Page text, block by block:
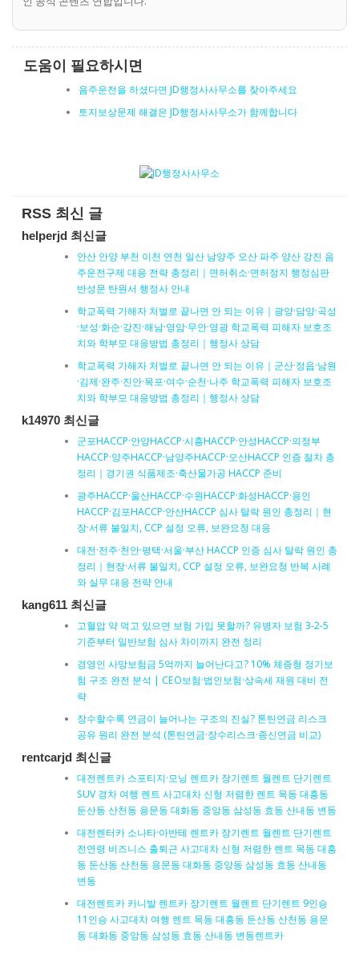
도움이 필요하시면
음주운전을 하셨다면 JD행정사사무소를 찾아주세요
토지보상문제 해결은 JD행정사사무소가 함께합니다
RSS 최신 글
helperjd 최신글
안산 안양 부천 이천 연천 일산 남양주 오산 파주 양산 강진 음
주운전구제 대응 전략 총정리｜면허취소·면허정지 행정심판
반성문 탄원서 행정사 안내
학교폭력 가해자 처벌로 끝나면 안 되는 이유｜광양·담양·곡성
·보성·화순·강진·해남·영암·무안·영광 학교폭력 피해자 보호조
치와 학부모 대응방법 총정리｜행정사 상담
학교폭력 가해자 처벌로 끝나면 안 되는 이유｜군산·정읍·남원
·김제·완주·진안·목포·여수·순천·나주 학교폭력 피해자 보호조
치와 학부모 대응방법 총정리｜행정사 상담
k14970 최신글
군포HACCP·안양HACCP·시흥HACCP·안성HACCP·의정부
HACCP·양주HACCP·남양주HACCP·오산HACCP 인증 절차 총
정리｜경기권 식품제조·축산물가공 HACCP 준비
광주HACCP·울산HACCP·수원HACCP·화성HACCP·용인
HACCP·김포HACCP·안산HACCP 심사 탈락 원인 총정리｜현
장·서류 불일치, CCP 설정 오류, 보완요청 대응
대전·전주·천안·평택·서울·부산 HACCP 인증 심사 탈락 원인 총
정리｜현장·서류 불일치, CCP 설정 오류, 보완요청 반복 사례
와 실무 대응 전략 안내
kang611 최신글
고혈압 약 먹고 있으면 보험 가입 못할까? 유병자 보험 3-2-5
기준부터 일반보험 심사 차이까지 완전 정리
경영인 사망보험금 5억까지 늘어난다고? 10% 체증형 정기보
험 구조 완전 분석 | CEO보험·법인보험·상속세 재원 대비 전
략
장수할수록 연금이 늘어나는 구조의 진실? 톤틴연금 리스크
공유 원리 완전 분석 (톤틴연금·장수리스크·종신연금 비교)
rentcarjd 최신글
대전렌트카 스포티지·모닝 렌트카 장기렌트 월렌트 단기렌트
SUV 경차 여행 렌트 사고대차 신형 저렴한 렌트 목동 대흥동
둔산동 산천동 용문동 대화동 중앙동 삼성동 효동 산내동 변동
대전렌터카 소나타·아반테 렌트카 장기렌트 월렌트 단기렌트
전연령 비즈니스 출퇴근 사고대차 신형 저렴한 렌트 목동 대흥
동 둔산동 산천동 용문동 대화동 중앙동 삼성동 효동 산내동
변동
대전렌트카 카니발 렌트카 장기렌트 월렌트 단기렌트 9인승
11인승 사고대차 여행 렌트 목동 대흥동 둔산동 산천동 용문
동 대화동 중앙동 삼성동 효동 산내동 변동렌트카